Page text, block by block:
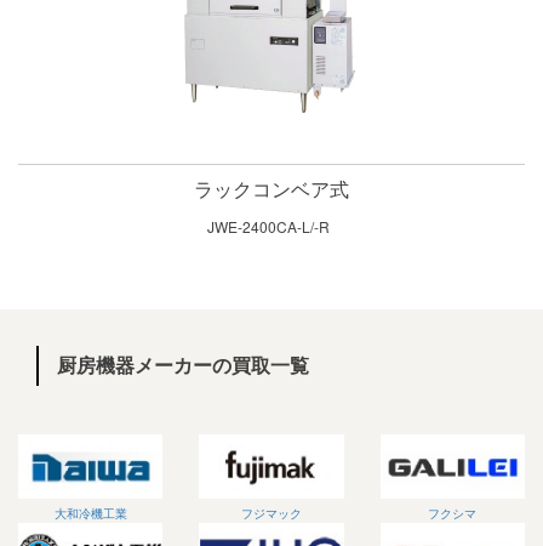
ラックコンベア式
JWE-2400CA-L/-R
厨房機器メーカーの買取一覧
大和冷機工業 フジマック フクシマ